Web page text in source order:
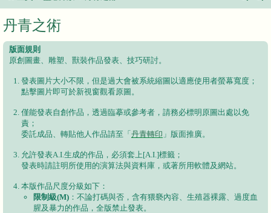
丹青之術
版面規則
原創圖畫、雕塑、獸裝作品發表、技巧研討。
發表圖片大小不限，但是過大會被系統縮圖以適應使用者螢幕寬度；
點擊圖片即可於新視窗觀看原圖。
僅能發表自創作品，透過臨摹或參考者，請務必標明原圖出處以免
責；
委託成品、轉貼他人作品請至「 丹青轉印 」版面推廣。
允許發表A.I.生成的作品，必須套上[A.I.]標籤；
發表時請註明所使用的演算法與資料庫，或著所用軟體及網站。
本版作品尺度分級如下：
限制級(M) ：不論打碼與否，含有猥褻內容、生殖器裸露、過度血
腥及暴力的作品，全版禁止發表。